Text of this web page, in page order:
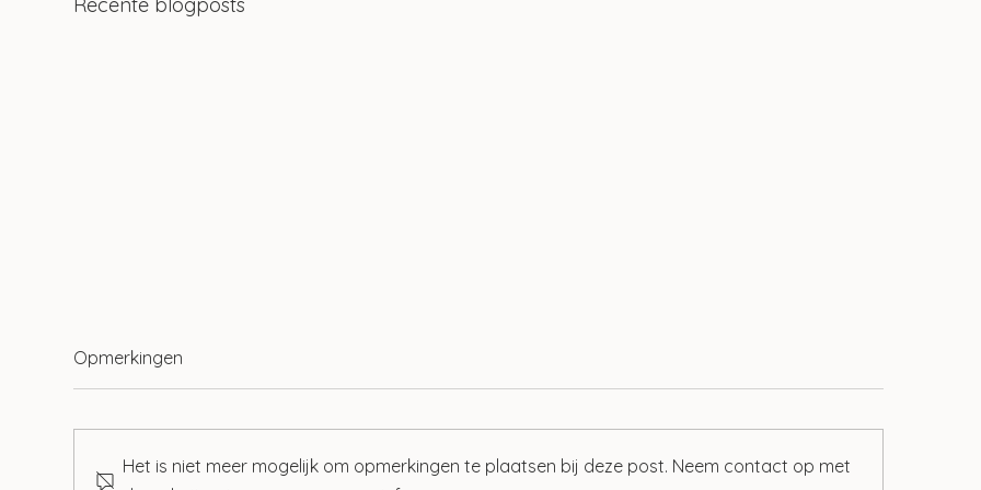
Recente blogposts
Opmerkingen
Het is niet meer mogelijk om opmerkingen te plaatsen bij deze post. Neem contact op met